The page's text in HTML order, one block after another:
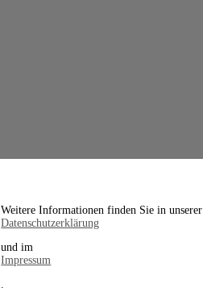
Weitere Informationen finden Sie in unserer
Datenschutzerklärung
und im
Impressum
.